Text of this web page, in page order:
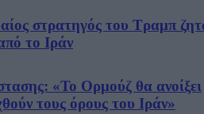
στρατηγός του Τραμπ
το Ιράν
«Το Ορμούζ θα ανοίξει
τους όρους του Ιράν»